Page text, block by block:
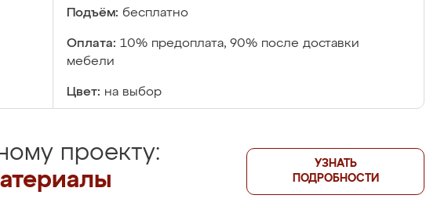
Подъём: бесплатно
Оплата: 10% предоплата, 90% после доставки
мебели
Цвет: на выбор
проекту:
УЗНАТЬ
ПОДРОБНОСТИ